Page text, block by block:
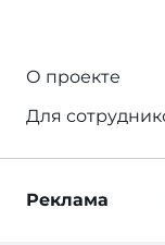
О проекте
Для
Реклама